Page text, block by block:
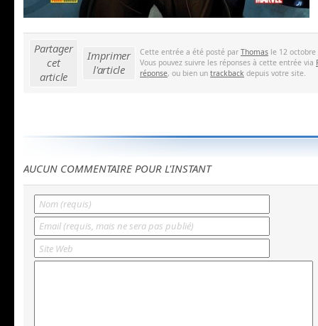
Partager
cet
article
Imprimer
l'article
Cette entrée a été posté par Thomas le 12
Vous pouvez suivre les réponses à cette entrée via
réponse, ou bien un trackback depuis votre site.
AUCUN COMMENTAIRE POUR L'INSTANT